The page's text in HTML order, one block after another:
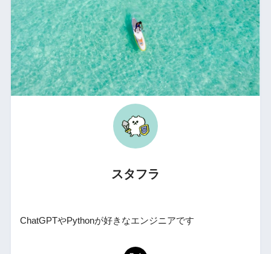
スタフラ
ChatGPTやPythonが好きなエンジニアです